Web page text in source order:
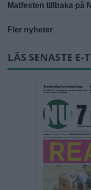
Matfesten tillbaka på
Fler nyheter
LÄS SENASTE